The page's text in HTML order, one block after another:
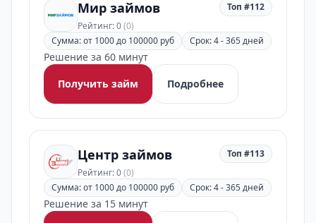
Мир займов
Рейтинг: 0(0)
Топ #112
Сумма: от 1000 до 100000 руб Срок: 4 - 365 дней
Решение за 60 минут
Получить займ
Подробнее
Центр займов
Рейтинг: 0(0)
Топ #113
Сумма: от 1000 до 100000 руб Срок: 4 - 365 дней
Решение за 15 минут